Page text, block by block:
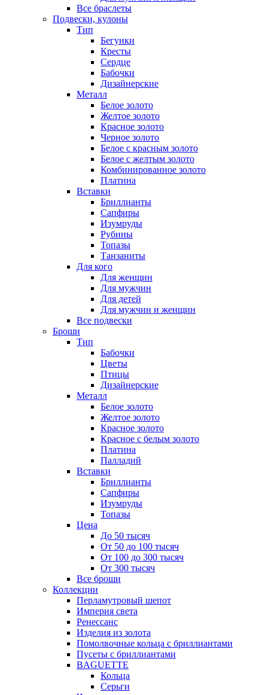
Все браслеты
Подвески, кулоны
Тип
Бегунки
Кресты
Сердце
Бабочки
Дизайнерские
Металл
Белое золото
Желтое золото
Красное золото
Черное золото
Белое с красным золото
Белое с желтым золото
Комбинированное золото
Платина
Вставки
Бриллианты
Сапфиры
Изумруды
Рубины
Топазы
Танзаниты
Для кого
Для женщин
Для мужчин
Для детей
Для мужчин и женщин
Все подвески
Броши
Тип
Бабочки
Цветы
Птицы
Дизайнерские
Металл
Белое золото
Желтое золото
Красное золото
Красное с белым золото
Платина
Палладий
Вставки
Бриллианты
Сапфиры
Изумруды
Топазы
Цена
До 50 тысяч
От 50 до 100 тысяч
От 100 до 300 тысяч
От 300 тысяч
Все броши
Коллекции
Перламутровый шепот
Империя света
Ренессанс
Изделия из золота
Помолвочные кольца с бриллиантами
Пусеты с бриллиантами
BAGUETTE
Кольца
Серьги